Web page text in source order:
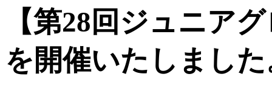
【第28回ジュニア
を開催いたしまし